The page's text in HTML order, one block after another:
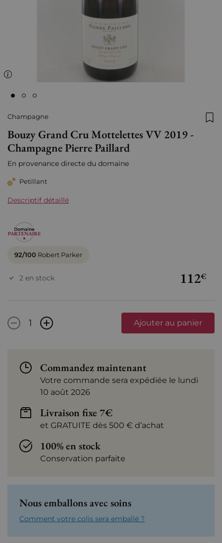
Champagne
Bouzy Grand Cru Mottelettes VV 2019 -
Champagne Pierre Paillard
En provenance directe du domaine
Petillant
Descriptif détaillé
92/100 Robert Parker
112€
2 en stock
- + Ajouter au panier
Commandez maintenant
Votre commande sera expédiée le lundi
10 août 2026
Livraison fixe 7€
et GRATUITE dès 500 € d’achat
100% en stock
Conservation parfaite
Nous emballons avec soins
Comment votre colis sera emballé ?